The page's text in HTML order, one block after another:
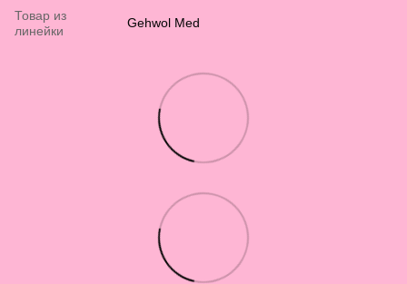
Товар из
линейки
Gehwol Med